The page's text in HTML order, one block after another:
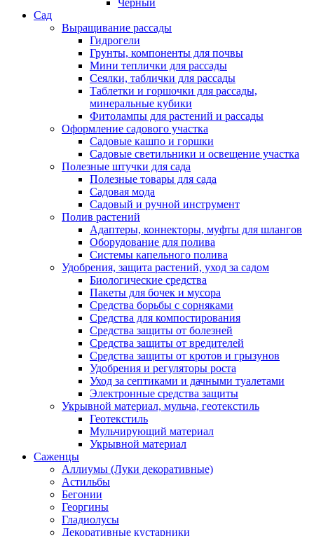
Черный
Сад
Выращивание рассады
Гидрогели
Грунты, компоненты для почвы
Мини теплички для рассады
Сеялки, таблички для рассады
Таблетки и горшочки для рассады,
минеральные кубики
Фитолампы для растений и рассады
Оформление садового участка
Садовые кашпо и горшки
Садовые светильники и освещение участка
Полезные штучки для сада
Полезные товары для сада
Садовая мода
Садовый и ручной инструмент
Полив растений
Адаптеры, коннекторы, муфты для шлангов
Оборудование для полива
Системы капельного полива
Удобрения, защита растений, уход за садом
Биологические средства
Пакеты для бочек и мусора
Средства борьбы с сорняками
Средства для компостирования
Средства защиты от болезней
Средства защиты от вредителей
Средства защиты от кротов и грызунов
Удобрения и регуляторы роста
Уход за септиками и дачными туалетами
Электронные средства защиты
Укрывной материал, мульча, геотекстиль
Геотекстиль
Мульчирующий материал
Укрывной материал
Саженцы
Аллиумы (Луки декоративные)
Астильбы
Бегонии
Георгины
Гладиолусы
Декоративные кустарники